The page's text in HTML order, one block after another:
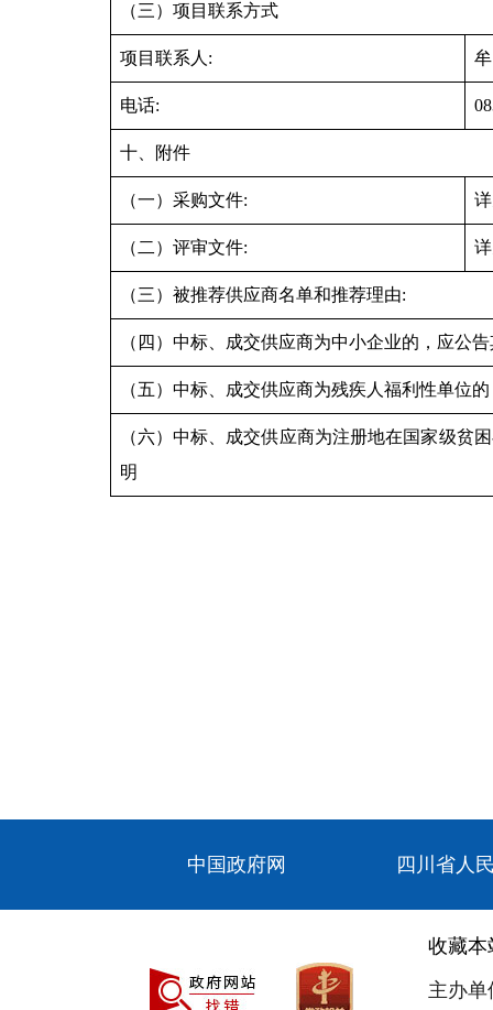
（三）项目联系方式
项目联系人:
电话:
十、附件
（一）采购文件:
（二）评审文件:
（三）被推荐供应商名单和推荐理由:
（四）中标、成交供应商为中小企业的，应公
（五）中标、成交供应商为残疾人福利性单位
（六）中标、成交供应商为注册地在国家级贫
明
中国政府网 四川省人
收藏本
主办